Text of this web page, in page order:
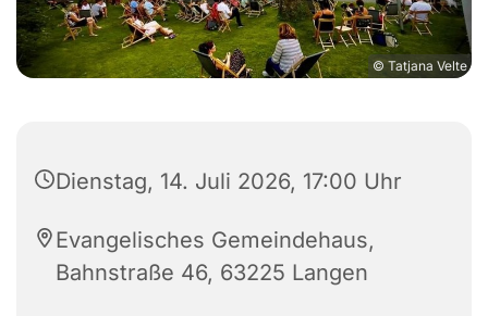
© Tatjana Velte
Dienstag, 14. Juli 2026, 17:00 Uhr
Evangelisches Gemeindehaus,
Bahnstraße 46, 63225 Langen